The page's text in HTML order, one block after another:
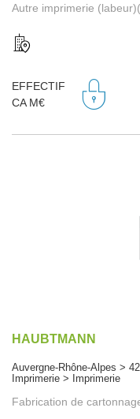
Autre imprimerie
EFFECTIF
CA M€
HAUBTMANN
Auvergne-Rhône-Alpes >
Imprimerie > Imprimerie
Fabrication de